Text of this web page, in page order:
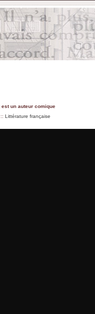
un auteur comique
:: Littérature française